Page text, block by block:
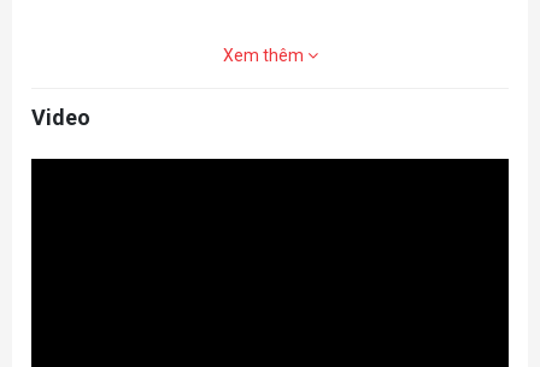
Xem thêm
Video